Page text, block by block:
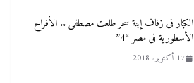
الكبار فى زفاف إبنة سحر طلعت مصطفى .. الأفراح
الأسطورية فى مصر “4”
17 أكتوبر، 2018